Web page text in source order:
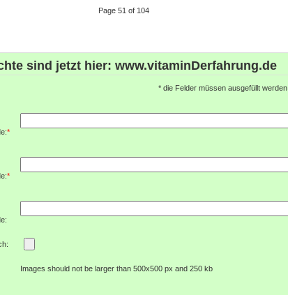
Page 51 of 104
sind jetzt hier: www.vitaminDerfahrung.de
* die Felder müssen ausgefüllt werden.
*
*
Images should not be larger than 500x500 px and 250 kb